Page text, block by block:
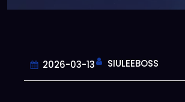
2026-03-13 SIULEEBOSS